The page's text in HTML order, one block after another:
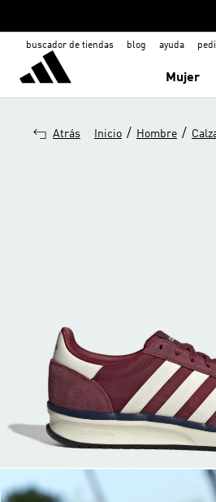
buscador de tiendas blog ayuda
Mujer
Atrás Inicio / Hombre /